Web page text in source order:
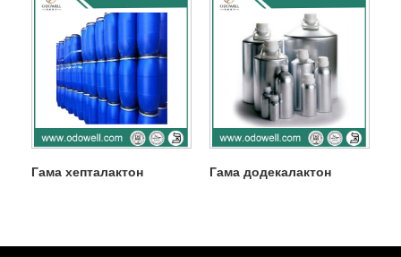
Гама хепталактон Гама додекалактон